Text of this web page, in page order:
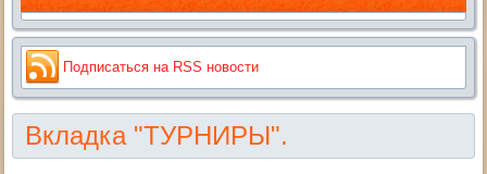
Подписаться на RSS новости
Вкладка "ТУРНИРЫ".